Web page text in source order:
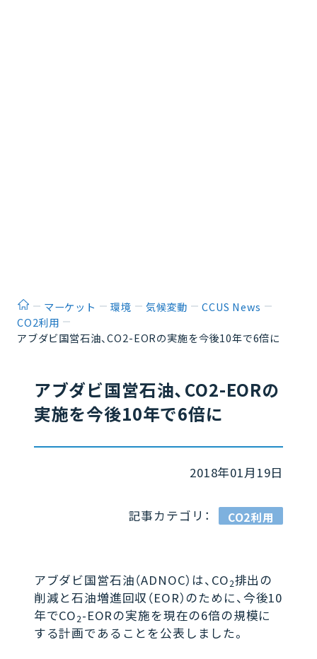
ホームマーケット 環境 気候変動
CCUS News
CO2利用
アブダビ国営石油、CO2-EORの実施を今後10年で6倍に
アブダビ国営石油、CO2-EORの
実施を今後10年で6倍に
2018年01月19日
記事カテゴリ： CO2利用
アブダビ国営石油（ADNOC）は、CO2排出の
削減と石油増進回収（EOR）のために、今後10
年でCO2-EORの実施を現在の6倍の規模に
する計画であることを公表しました。